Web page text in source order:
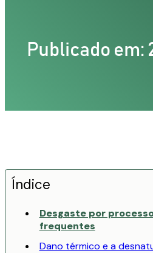
Publicado
Índice
Desgaste por
frequentes
Dano térmico e a